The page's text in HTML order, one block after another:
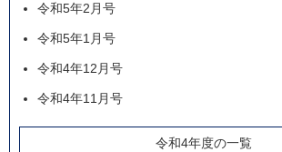
令和5年2月号
令和5年1月号
令和4年12月号
令和4年11月号
令和4年度の一覧